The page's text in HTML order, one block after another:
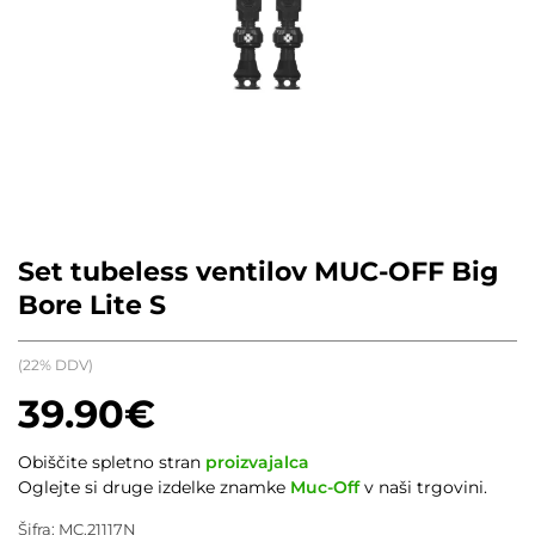
Set tubeless ventilov MUC-OFF Big
Bore Lite S
39.90€
(22% DDV)
Obiščite spletno stran proizvajalca
Oglejte si druge izdelke znamke Muc-Offv naši trgovini.
Šifra: MC.21117N